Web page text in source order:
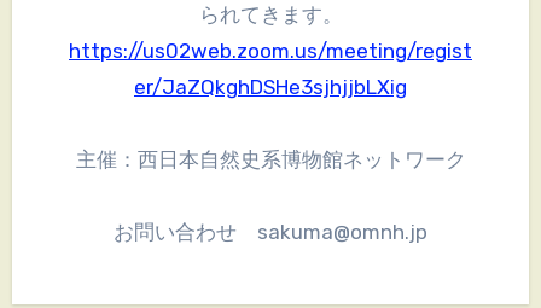
られてきます。
https://us02web.zoom.us/meeting/regist
er/JaZQkghDSHe3sjhjjbLXig
主催：西日本自然史系博物館ネットワーク
お問い合わせ sakuma@omnh.jp